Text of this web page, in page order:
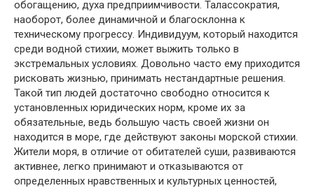
обогащению, духа предприимчивости. Талассократия,
наоборот, более динамичной и благосклонна к
техническому прогрессу. Индивидуум, который находится
среди водной стихии, может выжить только в
экстремальных условиях. Довольно часто ему приходится
рисковать жизнью, принимать нестандартные решения.
Такой тип людей достаточно свободно относится к
установленных юридических норм, кроме их за
обязательные, ведь большую часть своей жизни он
находится в море, где действуют законы морской стихии.
Жители моря, в отличие от обитателей суши, развиваются
активнее, легко принимают и отказываются от
определенных нравственных и культурных ценностей,